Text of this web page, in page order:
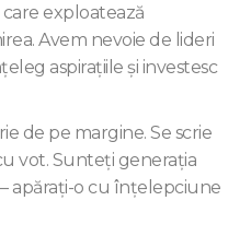
exploatează
Avem nevoie de lideri
aspirațiile și investesc
de pe margine. Se scrie
vot. Sunteți generația
apărați-o cu înțelepciune